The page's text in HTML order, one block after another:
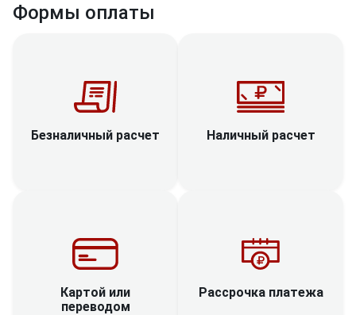
Формы оплаты
Безналичный расчет Наличный расчет
Картой или
переводом
Рассрочка платежа